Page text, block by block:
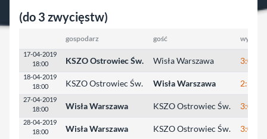
(do 3 zwycięstw)
gospodarz gość wynik
17-04-2019
18:00
KSZO Ostrowiec Św. Wisła Warszawa 3:0
18-04-2019
18:00
KSZO Ostrowiec Św. Wisła Warszawa 2:3
27-04-2019
18:00
Wisła Warszawa KSZO Ostrowiec Św. 3:0
28-04-2019
18:00
Wisła Warszawa KSZO Ostrowiec Św. 3:0